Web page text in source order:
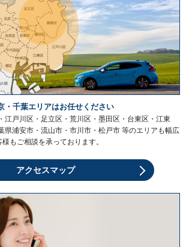
・千葉エリアはお任せください
江戸川区・足立区・荒川区・墨田区・台東区・江東
県浦安市・流山市・市川市・松戸市 等のエリアも幅広
もご相談を承っております。
アクセスマップ